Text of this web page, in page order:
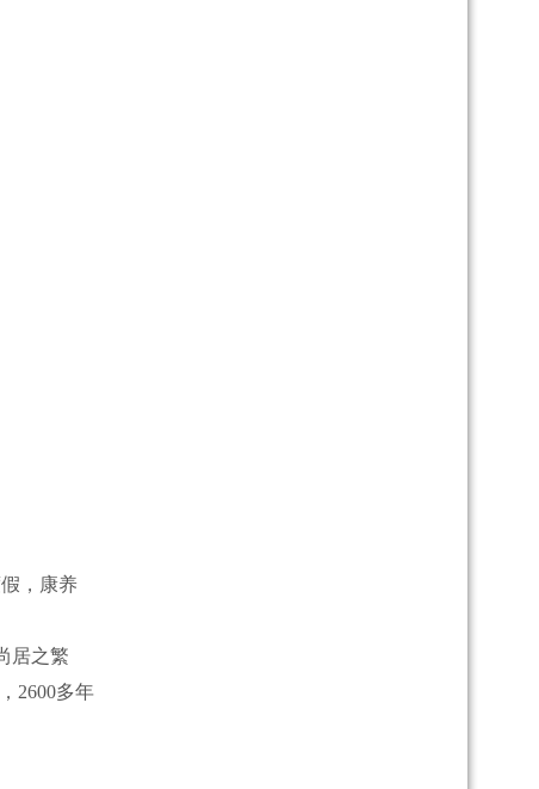
，康养
居之繁
2600多年